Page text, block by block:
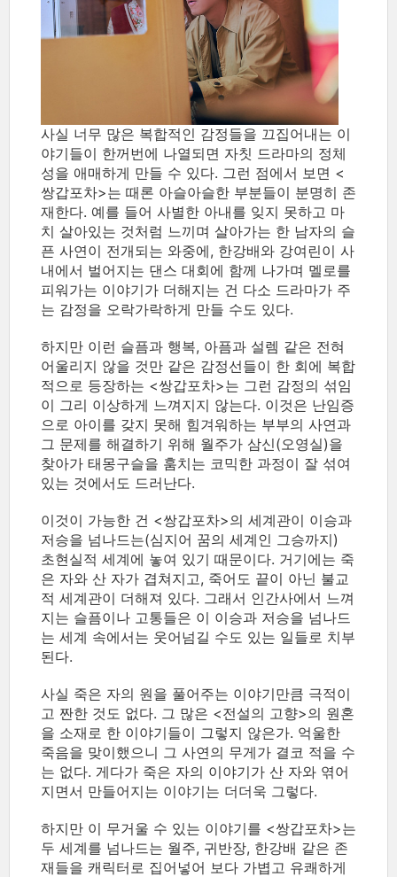
사실 너무 많은 복합적인 감정들을 끄집어내는 이
야기들이 한꺼번에 나열되면 자칫 드라마의 정체
성을 애매하게 만들 수 있다. 그런 점에서 보면 <
쌍갑포차>는 때론 아슬아슬한 부분들이 분명히 존
재한다. 예를 들어 사별한 아내를 잊지 못하고 마
치 살아있는 것처럼 느끼며 살아가는 한 남자의 슬
픈 사연이 전개되는 와중에, 한강배와 강여린이 사
내에서 벌어지는 댄스 대회에 함께 나가며 멜로를
피워가는 이야기가 더해지는 건 다소 드라마가 주
는 감정을 오락가락하게 만들 수도 있다.
하지만 이런 슬픔과 행복, 아픔과 설렘 같은 전혀
어울리지 않을 것만 같은 감정선들이 한 회에 복합
적으로 등장하는 <쌍갑포차>는 그런 감정의 섞임
이 그리 이상하게 느껴지지 않는다. 이것은 난임증
으로 아이를 갖지 못해 힘겨워하는 부부의 사연과
그 문제를 해결하기 위해 월주가 삼신(오영실)을
찾아가 태몽구슬을 훔치는 코믹한 과정이 잘 섞여
있는 것에서도 드러난다.
이것이 가능한 건 <쌍갑포차>의 세계관이 이승과
저승을 넘나드는(심지어 꿈의 세계인 그승까지)
초현실적 세계에 놓여 있기 때문이다. 거기에는 죽
은 자와 산 자가 겹쳐지고, 죽어도 끝이 아닌 불교
적 세계관이 더해져 있다. 그래서 인간사에서 느껴
지는 슬픔이나 고통들은 이 이승과 저승을 넘나드
는 세계 속에서는 웃어넘길 수도 있는 일들로 치부
된다.
사실 죽은 자의 원을 풀어주는 이야기만큼 극적이
고 짠한 것도 없다. 그 많은 <전설의 고향>의 원혼
을 소재로 한 이야기들이 그렇지 않은가. 억울한
죽음을 맞이했으니 그 사연의 무게가 결코 적을 수
는 없다. 게다가 죽은 자의 이야기가 산 자와 엮어
지면서 만들어지는 이야기는 더더욱 그렇다.
하지만 이 무거울 수 있는 이야기를 <쌍갑포차>는
두 세계를 넘나드는 월주, 귀반장, 한강배 같은 존
재들을 캐릭터로 집어넣어 보다 가볍고 유쾌하게